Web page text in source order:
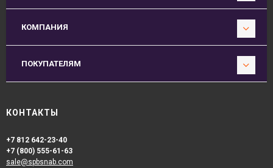
КОМПАНИЯ
ПОКУПАТЕЛЯМ
КОНТАКТЫ
+7 812 642-23-40
+7 (800) 555-61-63
sale@spbsnab.com